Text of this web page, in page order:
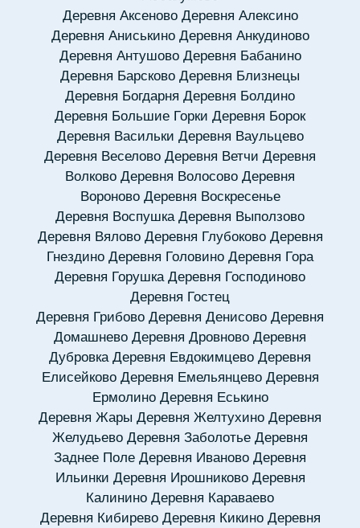
Деревня Аксеново Деревня Алексино
Деревня Аниськино Деревня Анкудиново
Деревня Антушово Деревня Бабанино
Деревня Барсково Деревня Близнецы
Деревня Богдарня Деревня Болдино
Деревня Большие Горки Деревня Борок
Деревня Васильки Деревня Ваульцево
Деревня Веселово Деревня Ветчи Деревня
Волково Деревня Волосово Деревня
Вороново Деревня Воскресенье
Деревня Воспушка Деревня Выползово
Деревня Вялово Деревня Глубоково Деревня
Гнездино Деревня Головино Деревня Гора
Деревня Горушка Деревня Господиново
Деревня Гостец
Деревня Грибово Деревня Денисово Деревня
Домашнево Деревня Дровново Деревня
Дубровка Деревня Евдокимцево Деревня
Елисейково Деревня Емельянцево Деревня
Ермолино Деревня Еськино
Деревня Жары Деревня Желтухино Деревня
Желудьево Деревня Заболотье Деревня
Заднее Поле Деревня Иваново Деревня
Ильинки Деревня Ирошниково Деревня
Калинино Деревня Караваево
Деревня Кибирево Деревня Кикино Деревня